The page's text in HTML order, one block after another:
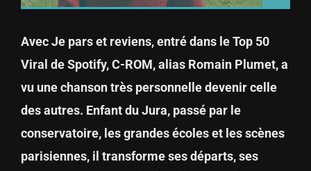
Avec Je pars et reviens, entré dans le Top 50
Viral de Spotify, C-ROM, alias Romain Plumet, a
vu une chanson très personnelle devenir celle
des autres. Enfant du Jura, passé par le
conservatoire, les grandes écoles et les scènes
parisiennes, il transforme ses départs, ses